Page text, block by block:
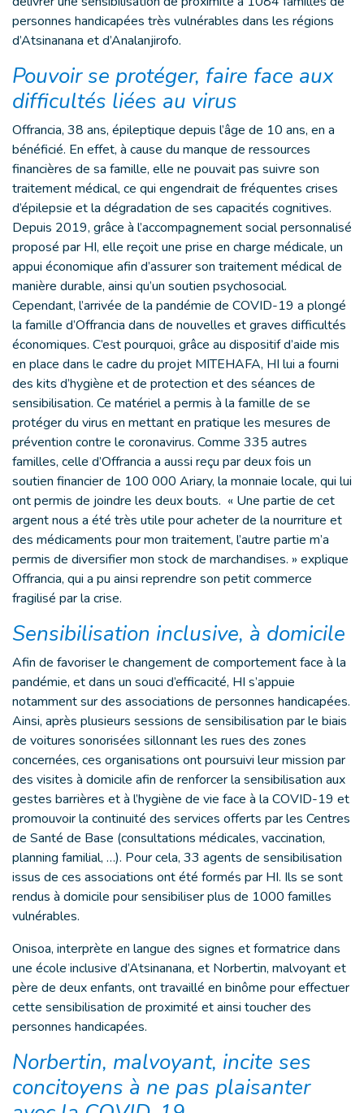
personnes handicapées très vulnérables dans les régions
d’Atsinanana et d’Analanjirofo.
Pouvoir se protéger, faire face aux
difficultés liées au virus
Offrancia, 38 ans, épileptique depuis l’âge de 10 ans, en a
bénéficié. En effet, à cause du manque de ressources
financières de sa famille, elle ne pouvait pas suivre son
traitement médical, ce qui engendrait de fréquentes crises
d’épilepsie et la dégradation de ses capacités cognitives.
Depuis 2019, grâce à l’accompagnement social personnalisé
proposé par HI, elle reçoit une prise en charge médicale, un
appui économique afin d’assurer son traitement médical de
manière durable, ainsi qu’un soutien psychosocial.
Cependant, l’arrivée de la pandémie de COVID-19 a plongé
la famille d’Offrancia dans de nouvelles et graves difficultés
économiques. C’est pourquoi, grâce au dispositif d’aide mis
en place dans le cadre du projet MITEHAFA, HI lui a fourni
des kits d’hygiène et de protection et des séances de
sensibilisation. Ce matériel a permis à la famille de se
protéger du virus en mettant en pratique les mesures de
prévention contre le coronavirus. Comme 335 autres
familles, celle d’Offrancia a aussi reçu par deux fois un
soutien financier de 100 000 Ariary, la monnaie locale, qui lui
ont permis de joindre les deux bouts. « Une partie de cet
argent nous a été très utile pour acheter de la nourriture et
des médicaments pour mon traitement, l’autre partie m’a
permis de diversifier mon stock de marchandises. » explique
Offrancia, qui a pu ainsi reprendre son petit commerce
fragilisé par la crise.
Sensibilisation inclusive, à domicile
Afin de favoriser le changement de comportement face à la
pandémie, et dans un souci d’efficacité, HI s’appuie
notamment sur des associations de personnes handicapées.
Ainsi, après plusieurs sessions de sensibilisation par le biais
de voitures sonorisées sillonnant les rues des zones
concernées, ces organisations ont poursuivi leur mission par
des visites à domicile afin de renforcer la sensibilisation aux
gestes barrières et à l’hygiène de vie face à la COVID-19 et
promouvoir la continuité des services offerts par les Centres
de Santé de Base (consultations médicales, vaccination,
planning familial, …). Pour cela, 33 agents de sensibilisation
issus de ces associations ont été formés par HI. Ils se sont
rendus à domicile pour sensibiliser plus de 1000 familles
vulnérables.
Onisoa, interprète en langue des signes et formatrice dans
une école inclusive d’Atsinanana, et Norbertin, malvoyant et
père de deux enfants, ont travaillé en binôme pour effectuer
cette sensibilisation de proximité et ainsi toucher des
personnes handicapées.
Norbertin, malvoyant, incite ses
concitoyens à ne pas plaisanter